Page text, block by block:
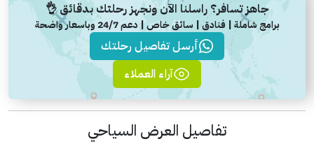
جاهز تسافر؟ راسلنا الآن ونجهز رحلتك بدقائق 👌
برامج شاملة | فنادق | سائق خاص | دعم 24/7 وباسعار واضحة
أرسل تفاصيل رحلتك
آراء العملاء
تفاصيل العرض السياحي